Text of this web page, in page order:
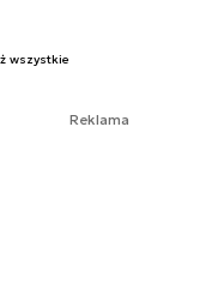
wszystkie
Reklama